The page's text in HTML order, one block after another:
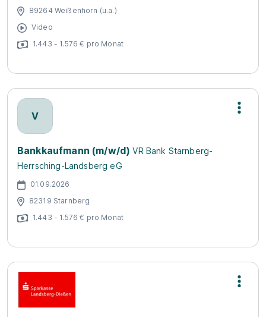
89264 Weißenhorn (u.a.)
Video
1.443 - 1.576 € pro Monat
V
Bankkaufmann (m/w/d) VR Bank Starnberg-
Herrsching-Landsberg eG
01.09.2026
82319 Starnberg
1.443 - 1.576 € pro Monat